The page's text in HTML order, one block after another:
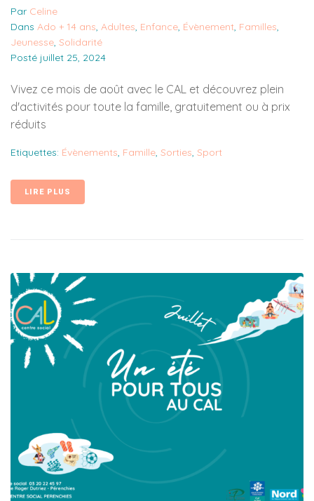
Par Celine
Dans Ado + 14 ans, Adultes, Enfance, Évènement, Familles,
Jeunesse, Solidarité
Posté juillet 25, 2024
Vivez ce mois de août avec le CAL et découvrez plein
d'activités pour toute la famille, gratuitement ou à prix
réduits
Etiquettes: Évènements, Famille, Sorties, Sport
LIRE PLUS